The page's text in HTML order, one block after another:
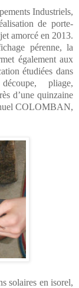
Industriels,
de porte-
amorcé en 2013.
pérenne, la
également aux
étudiées dans
pliage,
d’une quinzaine
COLOMBAN,
solaires en isorel,